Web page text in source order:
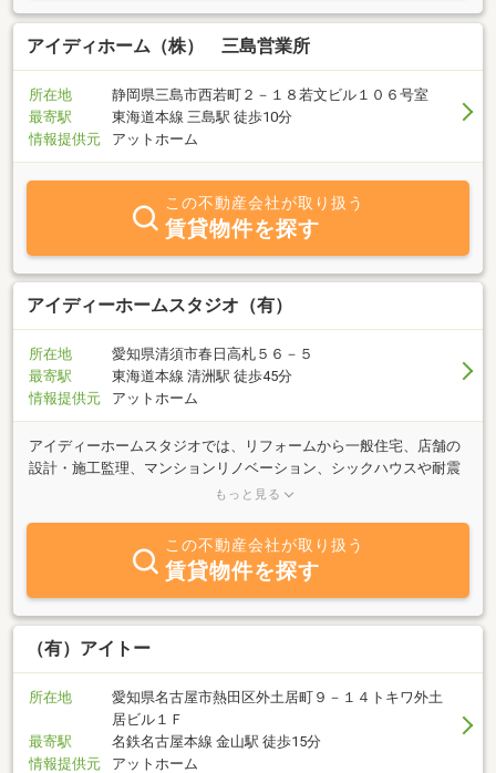
アイディホーム（株） 三島営業所
所在地
静岡県三島市西若町２－１８若文ビル１０６号室
最寄駅
東海道本線 三島駅 徒歩10分
情報提供元
アットホーム
この不動産会社が取り扱う
賃貸物件を探す
アイディーホームスタジオ（有）
所在地
愛知県清須市春日高札５６－５
最寄駅
東海道本線 清洲駅 徒歩45分
情報提供元
アットホーム
アイディーホームスタジオでは、リフォームから一般住宅、店舗の
設計・施工監理、マンションリノベーション、シックハウスや耐震
診断まで、幅広くサービスを行っております。また、近年注目され
応住宅も承っております。私共は、明るく、丁寧なサービスで、誠
心誠意お客様のお役に立ちたいと考えております。また、これから
末永いお付き合いをさせて頂く為にも、地元あま市を中心に地場に
根付いた経営をして行きたいと考えております。今後とも、ご厚誼
賜りますようお願い申し上げます。
もっと見る
この不動産会社が取り扱う
賃貸物件を探す
（有）アイトー
所在地
愛知県名古屋市熱田区外土居町９－１４トキワ外土
居ビル１Ｆ
最寄駅
名鉄名古屋本線 金山駅 徒歩15分
情報提供元
アットホーム